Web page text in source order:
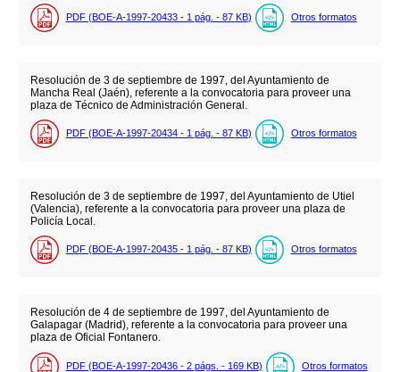
PDF (BOE-A-1997-20433 - 1 pág. - 87 KB) Otros formatos
Resolución de 3 de septiembre de 1997, del Ayuntamiento de
Mancha Real (Jaén), referente a la convocatoria para proveer una
plaza de Técnico de Administración General.
PDF (BOE-A-1997-20434 - 1 pág. - 87 KB) Otros formatos
Resolución de 3 de septiembre de 1997, del Ayuntamiento de Utiel
(Valencia), referente a la convocatoria para proveer una plaza de
Policía Local.
PDF (BOE-A-1997-20435 - 1 pág. - 87 KB) Otros formatos
Resolución de 4 de septiembre de 1997, del Ayuntamiento de
Galapagar (Madrid), referente a la convocatoria para proveer una
plaza de Oficial Fontanero.
PDF (BOE-A-1997-20436 - 2 págs. - 169 KB) Otros formatos